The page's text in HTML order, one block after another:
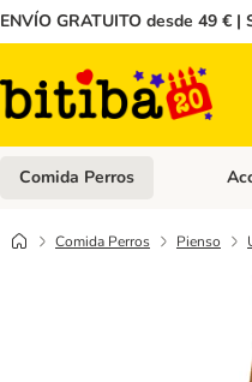
ENVÍO GRATUITO desde 49 €
Comida Perros
Comida Perros Pienso